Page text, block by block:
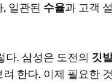
일관된 수율과 고객
다. 삼성은 도전의 깃
한다. 이제 필요한